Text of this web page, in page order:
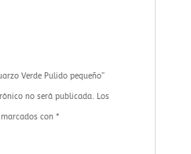
Verde Pulido pequeño”
no será publicada. Los
con *